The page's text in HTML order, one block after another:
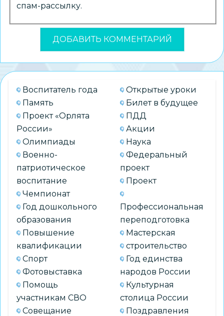
спам-рассылку.
Воспитатель года
Память
Проект «Орлята
России»
Олимпиады
Военно-
патриотическое
воспитание
Чемпионат
Год дошкольного
образования
Повышение
квалификации
Спорт
Фотовыставка
Помощь
участникам СВО
Совещание
Открытые уроки
Билет в будущее
ПДД
Акции
Наука
Федеральный
проект
Проект
Профессиональная
переподготовка
Мастерская
строительство
Год единства
народов России
Культурная
столица России
Поздравления